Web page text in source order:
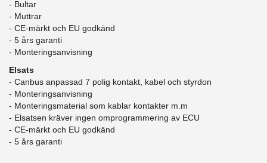
- Bultar
- Muttrar
- CE-märkt och EU godkänd
​- 5 års garanti
- Monteringsanvisning
Elsats
- Canbus anpassad 7 polig kontakt, kabel och styrdon
- Monteringsanvisning
- Monteringsmaterial som kablar kontakter m.m
- Elsatsen kräver ingen omprogrammering av ECU
- CE-märkt och EU godkänd
​- 5 års garanti